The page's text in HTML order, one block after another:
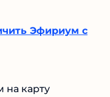
Эфириум с
на карту